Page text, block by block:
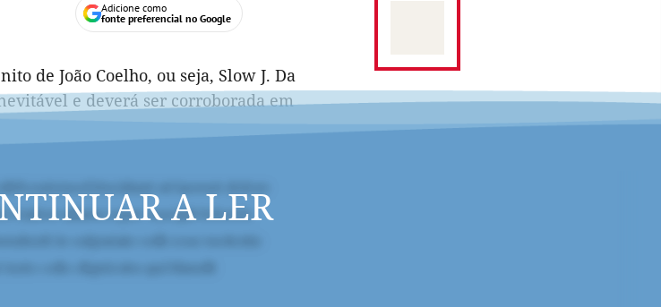
Adicione como
fonte preferencial no Google
de João Coelho, ou seja, Slow J. Da
e deverá ser corroborada em
A LER